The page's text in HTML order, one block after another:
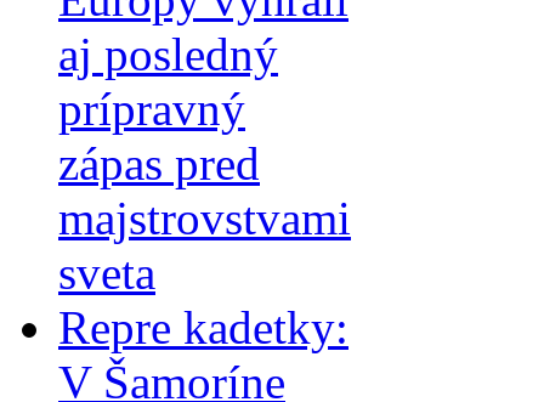
aj posledný
prípravný
zápas pred
majstrovstvami
sveta
Repre kadetky:
V Šamoríne